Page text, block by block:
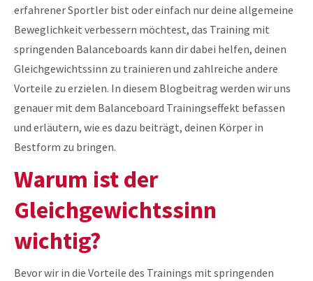
erfahrener Sportler bist oder einfach nur deine allgemeine
Beweglichkeit verbessern möchtest, das Training mit
springenden Balanceboards kann dir dabei helfen, deinen
Gleichgewichtssinn zu trainieren und zahlreiche andere
Vorteile zu erzielen. In diesem Blogbeitrag werden wir uns
genauer mit dem Balanceboard Trainingseffekt befassen
und erläutern, wie es dazu beiträgt, deinen Körper in
Bestform zu bringen.
Warum ist der
Gleichgewichtssinn
wichtig?
Bevor wir in die Vorteile des Trainings mit springenden